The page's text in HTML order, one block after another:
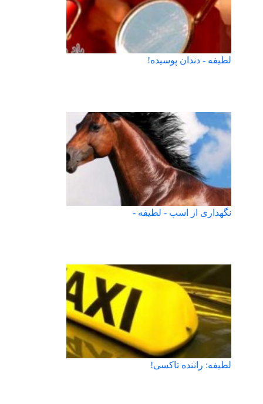
لطیفه - دندان پوسیده!
نگهداری از اسب - لطیفه -
لطیفه: راننده تاکسی!